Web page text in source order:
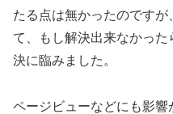
たる点は無かったのです
て、もし解決出来なかっ
決に臨みました。
ページビューなどにも影